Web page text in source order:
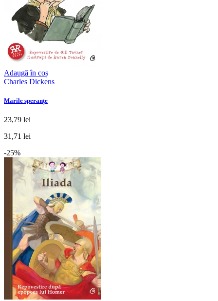
Adaugă în coș
Charles Dickens
Marile speranțe
23,79 lei
31,71 lei
-25%